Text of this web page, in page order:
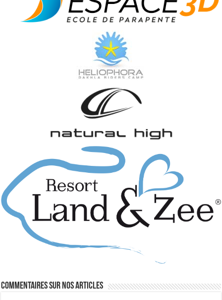
Commentaires sur nos articles